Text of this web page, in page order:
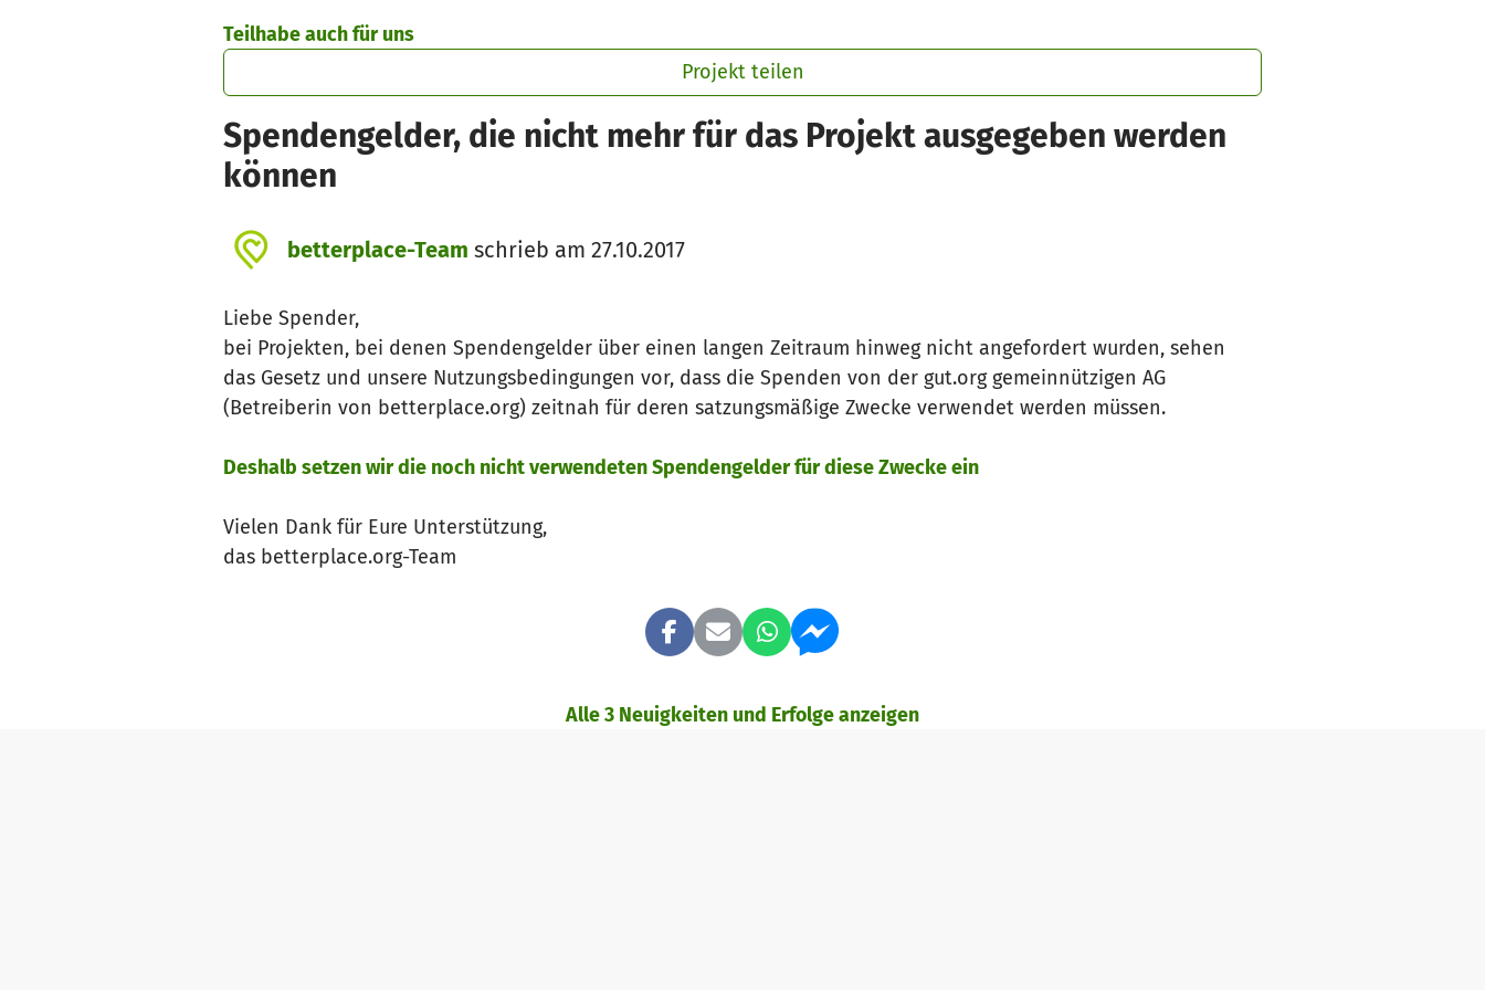
Teilhabe auch für uns
Projekt teilen
Spendengelder, die nicht mehr für das Projekt ausgegeben werden
können
betterplace-Team schrieb am 27.10.2017
Liebe Spender,
bei Projekten, bei denen Spendengelder über einen langen Zeitraum hinweg nicht angefordert wurden, sehen
das Gesetz und unsere Nutzungsbedingungen vor, dass die Spenden von der gut.org gemeinnützigen AG
(Betreiberin von betterplace.org) zeitnah für deren satzungsmäßige Zwecke verwendet werden müssen.
Deshalb setzen wir die noch nicht verwendeten Spendengelder für diese Zwecke ein
Vielen Dank für Eure Unterstützung,
das betterplace.org-Team
Alle 3 Neuigkeiten und Erfolge anzeigen